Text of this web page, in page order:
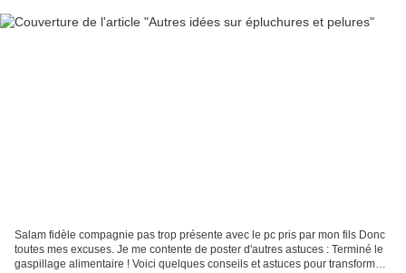
Salam fidèle compagnie pas trop présente avec le pc pris par mon fils Donc
toutes mes excuses. Je me contente de poster d'autres astuces : Terminé le
gaspillage alimentaire ! Voici quelques conseils et astuces pour transformer